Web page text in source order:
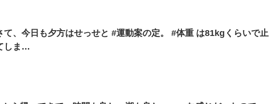
て、今日も夕方はせっせと #運動案の定。 #体重 は81kgくらいで止
しま…